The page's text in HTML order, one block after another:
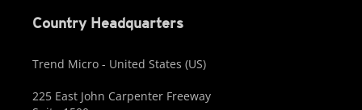
Country Headquarters
Trend Micro - United States (US)
225 East John Carpenter Freeway